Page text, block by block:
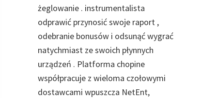
żeglowanie . instrumentalista
odprawić przynosić swoje raport ,
odebranie bonusów i odsunąć wygrać
natychmiast ze swoich płynnych
urządzeń . Platforma chopine
współpracuje z wieloma czołowymi
dostawcami wpuszcza NetEnt,